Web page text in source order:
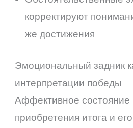
корректируют
же достижения
Эмоциональный задник
интерпретации победы
Аффективное состояние
приобретения итога и